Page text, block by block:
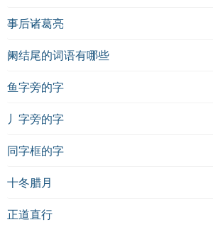
事后诸葛亮
阑结尾的词语有哪些
鱼字旁的字
丿字旁的字
同字框的字
十冬腊月
正道直行